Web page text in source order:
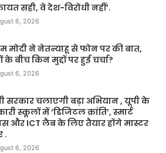
सही, वे देश-विरोधी नहीं’.
6, 2026
मोदी ने नेतन्याहू से फोन पर की बात,
के बीच किन मुद्दों पर हुई चर्चा?
6, 2026
सरकार चलाएगी बड़ा अभियान , यूपी के
स्कूलों में ‘डिजिटल क्रांति’, स्मार्ट
और ICT लैब के लिए तैयार होंगे मास्टर
.
6, 2026